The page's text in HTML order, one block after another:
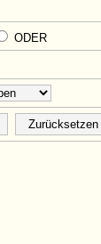
ODER